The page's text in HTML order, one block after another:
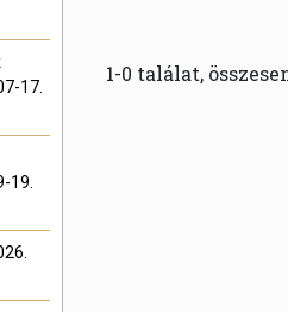
17.
19.
1-0 találat,